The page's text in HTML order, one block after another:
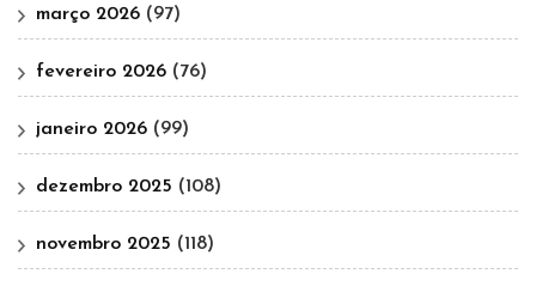
março 2026 (97)
fevereiro 2026 (76)
janeiro 2026 (99)
dezembro 2025 (108)
novembro 2025 (118)